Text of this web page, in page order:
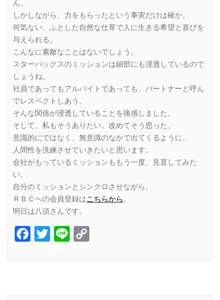
ん。
しかしながら、力をもらったという事実だけは確か。
何気ない、ふとした自然な仕草で人に生きる希望と喜びを
与えられる。
こんなに素敵なことはないでしょう。
スターバックスのミッションは細部にも浸透しているので
しょうね。
社員であってもアルバイトであっても、パートナーと呼ん
でレスペクトしあう。
そんな関係が浸透していることを痛感しました。
そして、私もそうありたい。改めてそう思った。
意識的にではなく、無意識のなかで出てくるように、
人間性を洗練させていきたいと思います。
会社がもっているミッションももう一度、見直してみた
い。
自分のミッションとシンクロさせながら。
ＲＢＣへの会員登録はこちらから。
明日は八須さんです。
Facebook
Twitter
Line